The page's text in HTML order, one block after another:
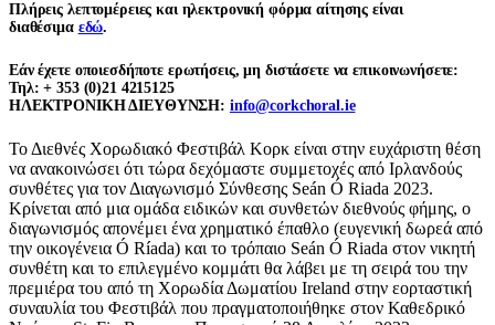
Πλήρεις λεπτομέρειες και ηλεκτρονική φόρμα αίτησης είναι
διαθέσιμα εδώ.
Εάν έχετε οποιεσδήποτε ερωτήσεις, μη διστάσετε να επικοινωνήσετε:
Τηλ: + 353 (0)21 4215125
ΗΛΕΚΤΡΟΝΙΚΗ ΔΙΕΥΘΥΝΣΗ: info@corkchoral.ie
Το Διεθνές Χορωδιακό Φεστιβάλ Κορκ είναι στην ευχάριστη θέση
να ανακοινώσει ότι τώρα δεχόμαστε συμμετοχές από Ιρλανδούς
συνθέτες για τον Διαγωνισμό Σύνθεσης Seán Ó Riada 2023.
Κρίνεται από μια ομάδα ειδικών και συνθετών διεθνούς φήμης, ο
διαγωνισμός απονέμει ένα χρηματικό έπαθλο (ευγενική δωρεά από
την οικογένεια Ó Ríada) και το τρόπαιο Seán Ó Riada στον νικητή
συνθέτη και το επιλεγμένο κομμάτι θα λάβει με τη σειρά του την
πρεμιέρα του από τη Χορωδία Δωματίου Ireland στην εορταστική
συναυλία του Φεστιβάλ που πραγματοποιήθηκε στον Καθεδρικό